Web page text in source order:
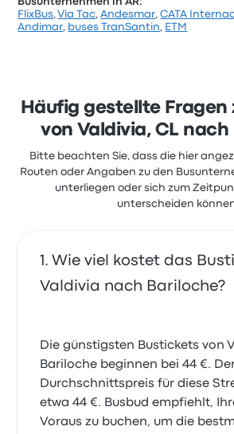
Laut 11 Bewertungen hat Andesmar
Leistungsverhältnis. Ticketpreise
diese Reise beginnen bei 49 €
FlixBus,Via Tac,Andesmar,CATA
Andimar, buses TranSantin, ETM
Häufig gestellte Fragen
von Valdivia, CL nach
Bitte beachten Sie, dass die hier
Routen oder Angaben zu den
unterliegen oder sich zum
unterscheiden
Wie viel kostet das
Valdivia nach Bariloche?
Die günstigsten Bustickets von
Bariloche beginnen bei 44 €.
Durchschnittspreis für diese
etwa 44 €. Busbud empfiehlt,
Voraus zu buchen, um die